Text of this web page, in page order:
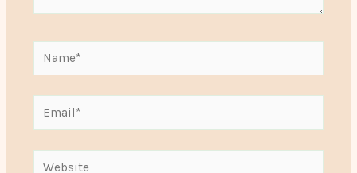
Name*
Email*
Website